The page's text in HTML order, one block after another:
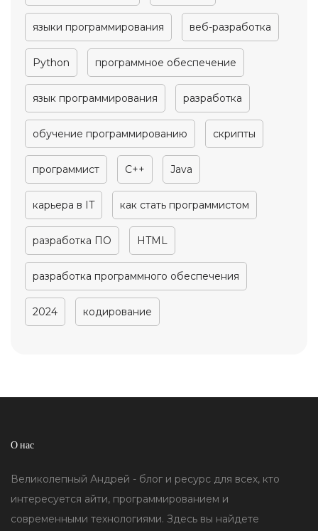
языки программирования веб-разработка
Python программное обеспечение
язык программирования разработка
обучение программированию скрипты
программист C++ Java
карьера в IT как стать программистом
разработка ПО HTML
разработка программного обеспечения
2024 кодирование
О нас
Великолепный Андрей - блог и ресурс для всех, кто
интересуется айти, программированием и
современными технологиями. Здесь вы найдете